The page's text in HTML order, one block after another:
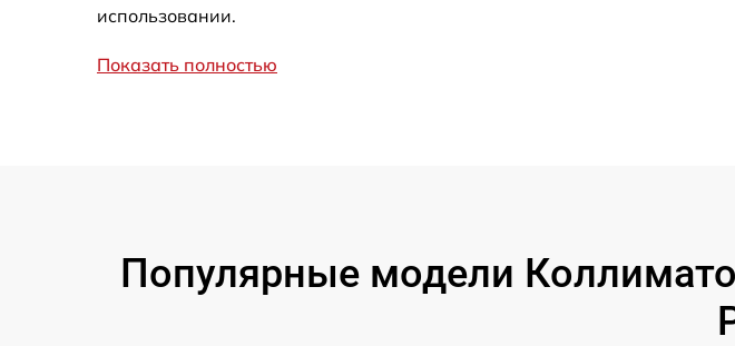
использовании.
Показать полностью
Популярные модели